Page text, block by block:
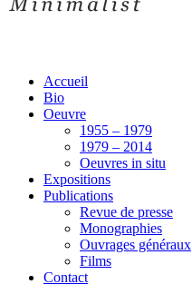
Accueil
Bio
Oeuvre
1955 – 1979
1979 – 2014
Oeuvres in situ
Expositions
Publications
Revue de presse
Monographies
Ouvrages généraux
Films
Contact